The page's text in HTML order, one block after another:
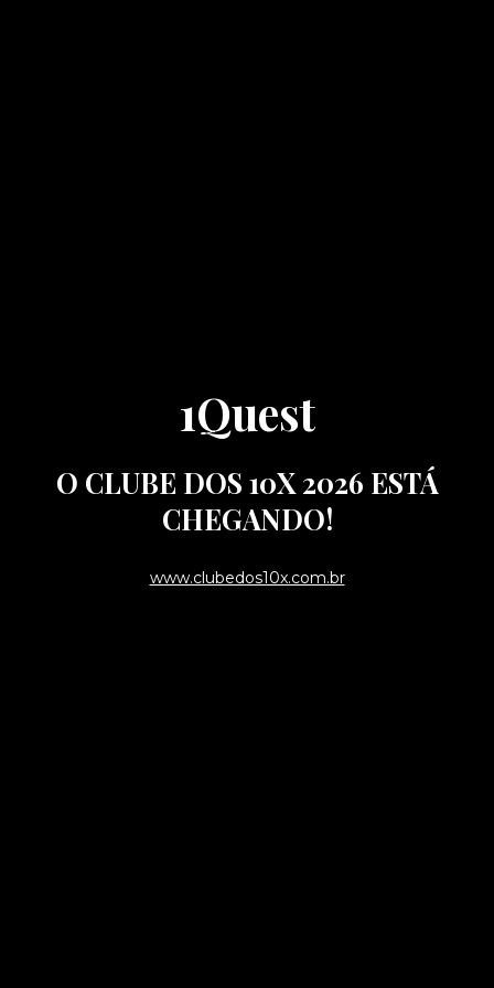
1Quest
O CLUBE DOS 10X 2026 ESTÁ
CHEGANDO!
www.clubedos10x.com.br